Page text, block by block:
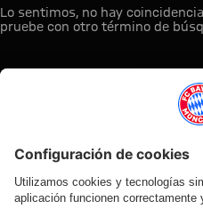
Lo sentimos, no hay
pruebe con otro término de
A la
ESTO LE PUEDE